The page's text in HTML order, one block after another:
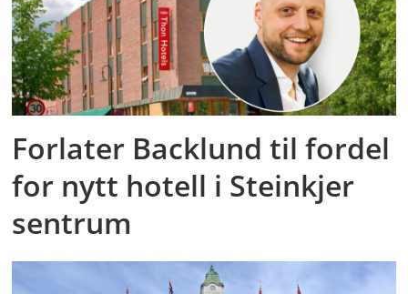
Forlater Backlund til fordel
for nytt hotell i Steinkjer
sentrum